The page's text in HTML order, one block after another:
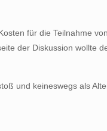
für die Teilnahme
der Diskussion wollte
und keineswegs als